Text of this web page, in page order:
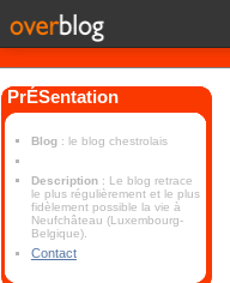
PrÉSentation
Blog : le blog chestrolais
Description : Le blog retrace
le plus régulièrement et le plus
fidèlement possible la vie à
Neufchâteau (Luxembourg-
Belgique).
Contact